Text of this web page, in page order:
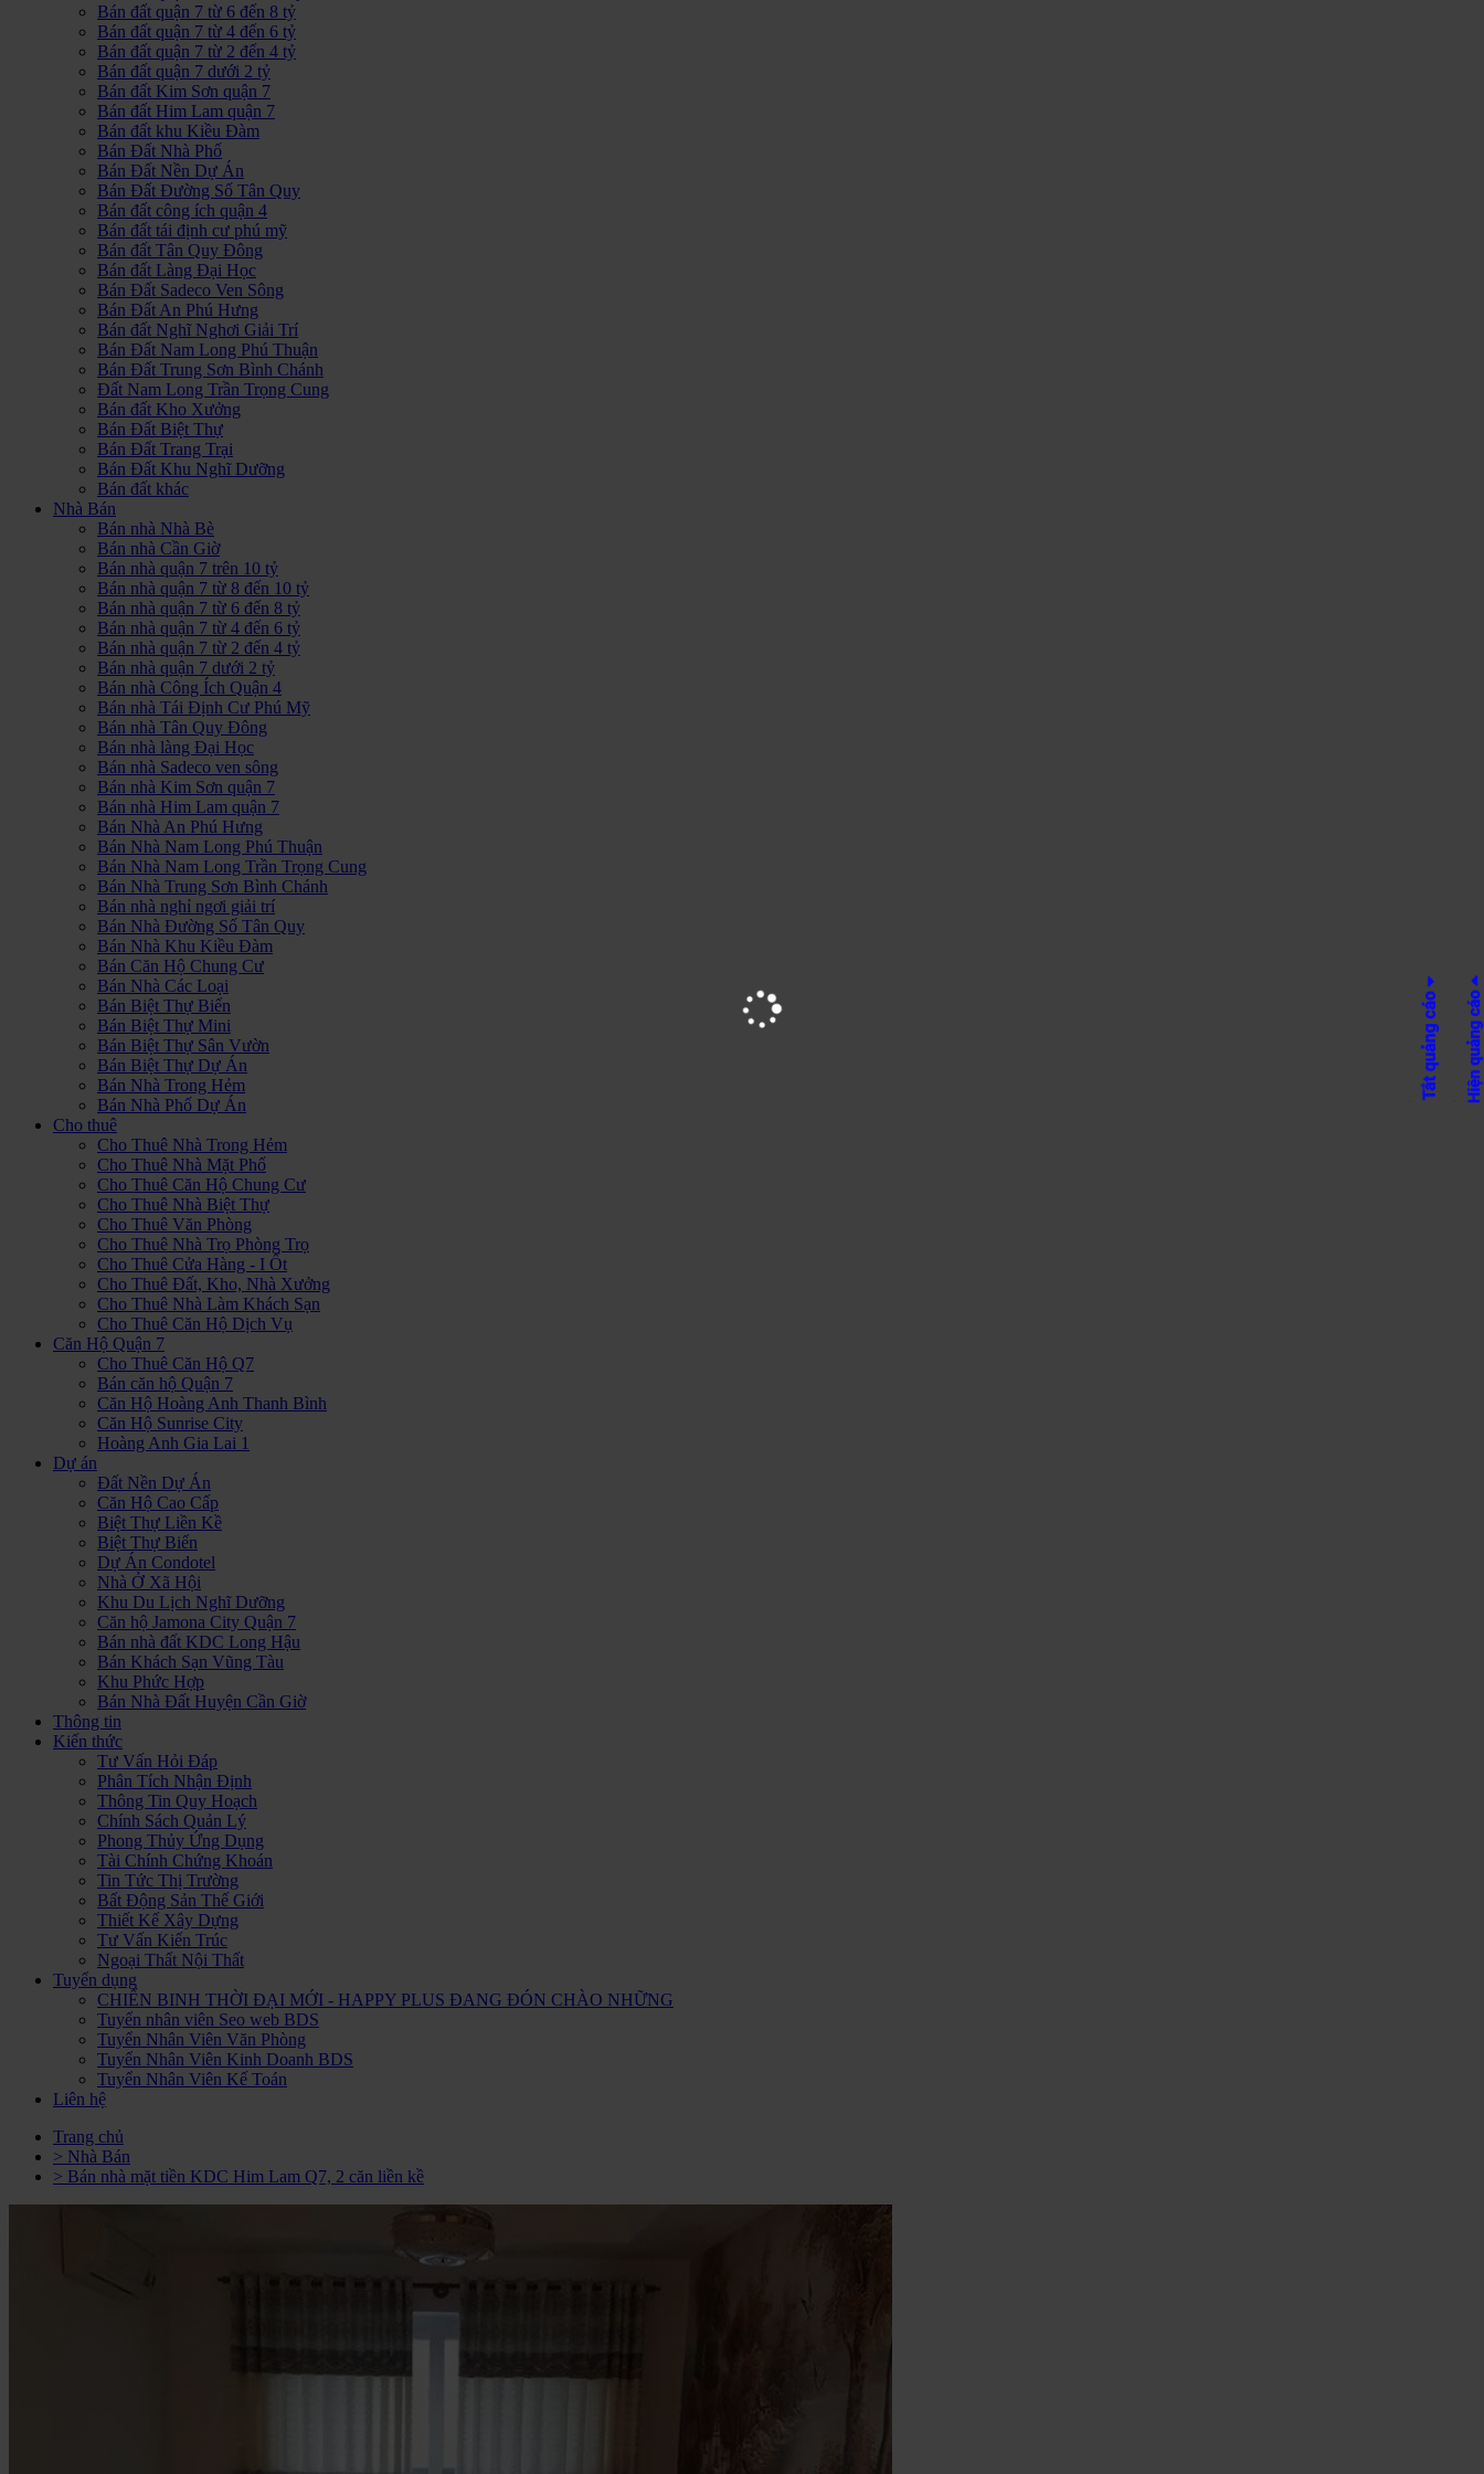
Bán đất quận 7 từ 6 đến 8 tỷ
Bán đất quận 7 từ 4 đến 6 tỷ
Bán đất quận 7 từ 2 đến 4 tỷ
Bán đất quận 7 dưới 2 tỷ
Bán đất Kim Sơn quận 7
Bán đất Him Lam quận 7
Bán đất khu Kiều Đàm
Bán Đất Nhà Phố
Bán Đất Nền Dự Án
Bán Đất Đường Số Tân Quy
Bán đất công ích quận 4
Bán đất tái định cư phú mỹ
Bán đất Tân Quy Đông
Bán đất Làng Đại Học
Bán Đất Sadeco Ven Sông
Bán Đất An Phú Hưng
Bán đất Nghĩ Nghơi Giải Trí
Bán Đất Nam Long Phú Thuận
Bán Đất Trung Sơn Bình Chánh
Đất Nam Long Trần Trọng Cung
Bán đất Kho Xưởng
Bán Đất Biệt Thự
Bán Đất Trang Trại
Bán Đất Khu Nghĩ Dưỡng
Bán đất khác
Nhà Bán
Bán nhà Nhà Bè
Bán nhà Cần Giờ
Bán nhà quận 7 trên 10 tỷ
Bán nhà quận 7 từ 8 đến 10 tỷ
Bán nhà quận 7 từ 6 đến 8 tỷ
Bán nhà quận 7 từ 4 đến 6 tỷ
Bán nhà quận 7 từ 2 đến 4 tỷ
Bán nhà quận 7 dưới 2 tỷ
Bán nhà Công Ích Quận 4
Bán nhà Tái Định Cư Phú Mỹ
Bán nhà Tân Quy Đông
Bán nhà làng Đại Học
Bán nhà Sadeco ven sông
Bán nhà Kim Sơn quận 7
Bán nhà Him Lam quận 7
Bán Nhà An Phú Hưng
Bán Nhà Nam Long Phú Thuận
Bán Nhà Nam Long Trần Trọng Cung
Bán Nhà Trung Sơn Bình Chánh
Bán nhà nghỉ ngơi giải trí
Bán Nhà Đường Số Tân Quy
Bán Nhà Khu Kiều Đàm
Bán Căn Hộ Chung Cư
Bán Nhà Các Loại
Bán Biệt Thự Biển
Bán Biệt Thự Mini
Bán Biệt Thự Sân Vườn
Bán Biệt Thự Dự Án
Bán Nhà Trong Hẻm
Bán Nhà Phố Dự Án
Cho thuê
Cho Thuê Nhà Trong Hẻm
Cho Thuê Nhà Mặt Phố
Cho Thuê Căn Hộ Chung Cư
Cho Thuê Nhà Biệt Thự
Cho Thuê Văn Phòng
Cho Thuê Nhà Trọ Phòng Trọ
Cho Thuê Cửa Hàng - I Ốt
Cho Thuê Đất, Kho, Nhà Xưởng
Cho Thuê Nhà Làm Khách Sạn
Cho Thuê Căn Hộ Dịch Vụ
Căn Hộ Quận 7
Cho Thuê Căn Hộ Q7
Bán căn hộ Quận 7
Căn Hộ Hoàng Anh Thanh Bình
Căn Hộ Sunrise City
Hoàng Anh Gia Lai 1
Dự án
Đất Nền Dự Án
Căn Hộ Cao Cấp
Biệt Thự Liền Kề
Biệt Thự Biển
Dự Án Condotel
Nhà Ở Xã Hội
Khu Du Lịch Nghĩ Dưỡng
Căn hộ Jamona City Quận 7
Bán nhà đất KDC Long Hậu
Bán Khách Sạn Vũng Tàu
Khu Phức Hợp
Bán Nhà Đất Huyện Cần Giờ
Thông tin
Kiến thức
Tư Vấn Hỏi Đáp
Phân Tích Nhận Định
Thông Tin Quy Hoạch
Chính Sách Quản Lý
Phong Thủy Ứng Dụng
Tài Chính Chứng Khoán
Tin Tức Thị Trường
Bất Động Sản Thế Giới
Thiết Kế Xây Dựng
Tư Vấn Kiến Trúc
Ngoại Thất Nội Thất
Tuyển dụng
CHIẾN BINH THỜI ĐẠI MỚI - HAPPY PLUS ĐANG ĐÓN CHÀO NHỮNG
Tuyển nhân viên Seo web BDS
Tuyển Nhân Viên Văn Phòng
Tuyển Nhân Viên Kinh Doanh BDS
Tuyển Nhân Viên Kế Toán
Liên hệ
Trang chủ
> Nhà Bán
> Bán nhà mặt tiền KDC Him Lam Q7, 2 căn liền kề